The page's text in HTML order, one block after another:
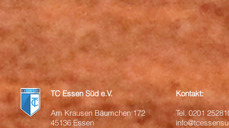
TC Essen Süd e.V.
Am Krausen Bäumchen 172
45136 Essen
Kontakt:
Tel. 0201